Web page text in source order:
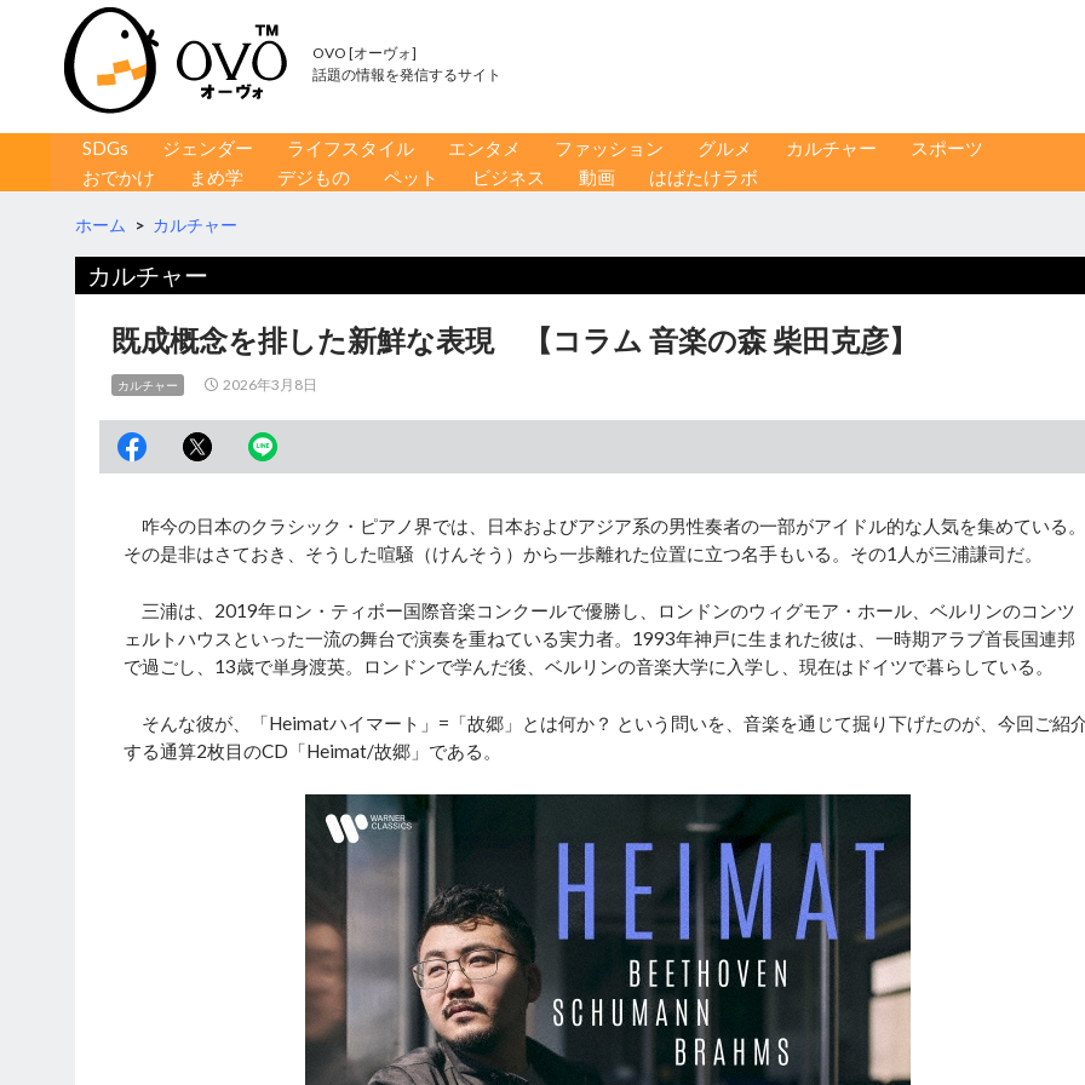
OVO [オーヴォ]
話題の情報を発信するサイト
コンテンツへ移動
SDGs ジェンダー ライフスタイル エンタメ ファッション グルメ カルチャー
スポーツ
おでかけ
まめ学 デジもの ペット ビジネス 動画 はばたけラボ
ホーム > カルチャー
カルチャー
既成概念を排した新鮮な表現 【コラム 音楽の森 柴田克彦】
カルチャー 2026年3月8日
咋今の日本のクラシック・ピアノ界では、日本およびアジア系の男性奏者の一部がアイドル的な人気を集めている。
その是非はさておき、そうした喧騒（けんそう）から一歩離れた位置に立つ名手もいる。その1人が三浦謙司だ。
三浦は、2019年ロン・ティボー国際音楽コンクールで優勝し、ロンドンのウィグモア・ホール、ベルリンのコンツ
ェルトハウスといった一流の舞台で演奏を重ねている実力者。1993年神戸に生まれた彼は、一時期アラブ首長国連邦
で過ごし、13歳で単身渡英。ロンドンで学んだ後、ベルリンの音楽大学に入学し、現在はドイツで暮らしている。
そんな彼が、「Heimatハイマート」=「故郷」とは何か？ という問いを、音楽を通じて掘り下げたのが、今回ご紹
する通算2枚目のCD「Heimat/故郷」である。